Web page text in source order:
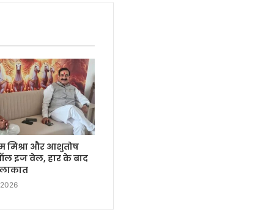
मिश्रा और आशुतोष
इज वेल, हार के बाद